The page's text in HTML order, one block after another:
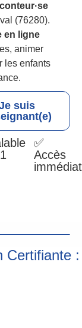
conteur·se
(76280).
en ligne
animer
les enfants
suis
✅
Accès
immédiat
Certifiante :